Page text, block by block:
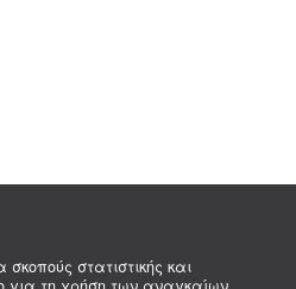
στατιστικής και